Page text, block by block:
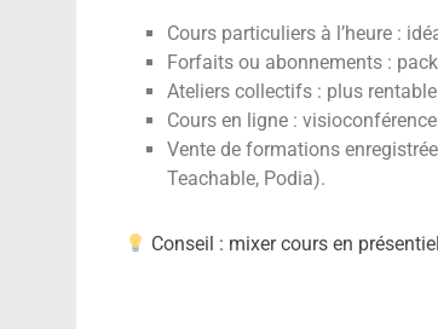
Cours particuliers à l’heure :
Forfaits ou abonnements :
Ateliers collectifs : plus
Cours en ligne :
Vente de formations
Teachable, Podia).
Conseil : mixer cours en